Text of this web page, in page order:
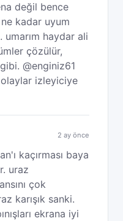
değil bence
kadar uyum
haydar ali
çözülür,
@enginiz61
izleyiciye
2 ay önce
kaçırması baya
uraz
çok
karışık sanki.
ekrana iyi